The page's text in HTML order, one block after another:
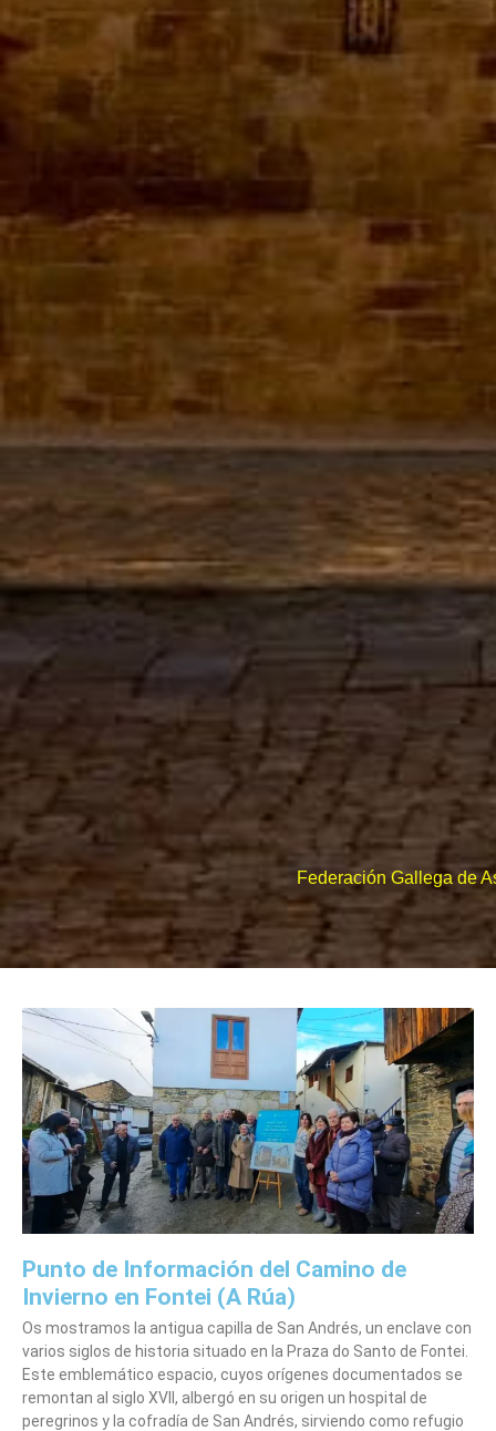
Federación Gallega de
Punto de Información del Camino de
Invierno en Fontei (A Rúa)
Os mostramos la antigua capilla de San Andrés, un enclave con
varios siglos de historia situado en la Praza do Santo de Fontei.
Este emblemático espacio, cuyos orígenes documentados se
remontan al siglo XVII, albergó en su origen un hospital de
peregrinos y la cofradía de San Andrés, sirviendo como refugio